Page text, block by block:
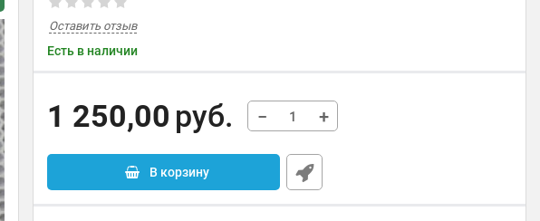
Оставить отзыв
Есть в наличии
1 250,00 руб. − +
В корзину